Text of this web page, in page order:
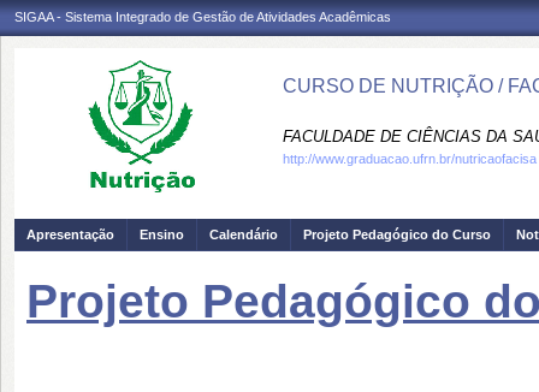
SIGAA - Sistema Integrado de Gestão de Atividades Acadêmicas
CURSO DE NUTRIÇÃO /
FACULDADE DE CIÊNCIAS DA
http://www.graduacao.ufrn.br/nutricaofacisa
Apresentação Ensino Calendário Projeto Pedagógico do Curso
Projeto Pedagógico